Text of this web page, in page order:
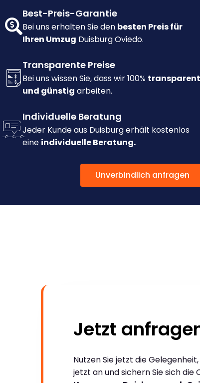
Best-Preis-Garantie
Bei uns erhalten Sie den besten Preis für
Ihren Umzug Duisburg Oviedo.
Transparente Preise
Bei uns wissen Sie, dass wir 100% transparent
und günstig arbeiten.
Individuelle Beratung
Jeder Kunde aus Duisburg erhält kostenlos
eine individuelle Beratung.
Unverbindlich anfragen
Jetzt
Nutzen Sie jetzt die Gelegenheit,
jetzt an und sichern Sie sich die